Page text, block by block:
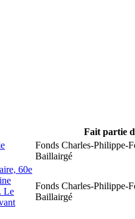
Fait partie
Fonds Charles-Philippe-
Baillairgé
60e
Le
Fonds Charles-Philippe-
Baillairgé